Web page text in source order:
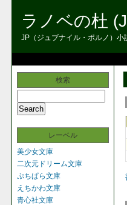
ラノベの杜
JP（ジュブナイル・ポルノ）
検索
レーベル
美少女文庫
二次元ドリーム文庫
ぷちぱら文庫
えちかわ文庫
青心社文庫